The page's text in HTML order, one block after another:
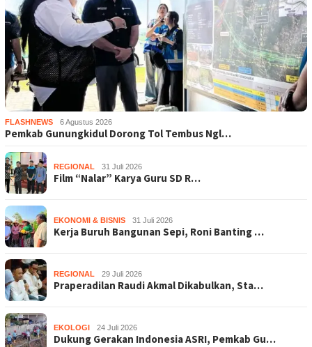
FLASHNEWS 6 Agustus 2026
Pemkab Gunungkidul Dorong Tol Tembus Ngl…
REGIONAL 31 Juli 2026
Film “Nalar” Karya Guru SD R…
EKONOMI & BISNIS 31 Juli 2026
Kerja Buruh Bangunan Sepi, Roni Banting …
REGIONAL 29 Juli 2026
Praperadilan Raudi Akmal Dikabulkan, Sta…
EKOLOGI 24 Juli 2026
Dukung Gerakan Indonesia ASRI, Pemkab Gu…